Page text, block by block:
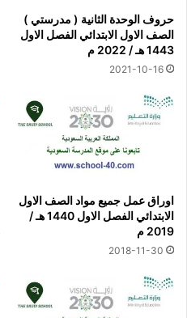
حروف الوحدة الثانية ( مدرستي )
الصف الاول الابتدائي الفصل الاول
1443 هـ / 2022 م
2021-10-16
اوراق عمل جميع مواد الصف الاول
الابتدائي الفصل الاول 1440 هـ /
2019 م
2018-11-30